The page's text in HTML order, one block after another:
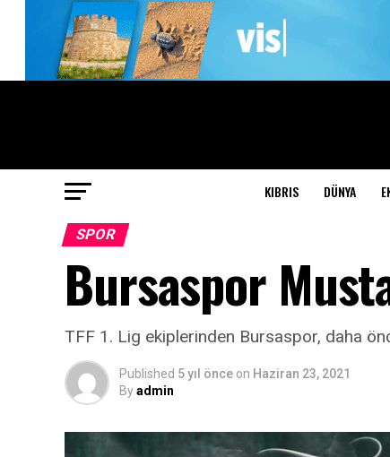
KIBRIS DÜNYA
SPOR
Bursaspor
TFF 1. Lig ekiplerinden Bursaspor, daha
Published 5 yıl önce on Haziran 23, 2021
Byadmin